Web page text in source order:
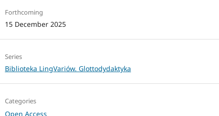
Forthcoming
15 December 2025
Series
Biblioteka LingVariów. Glottodydaktyka
Categories
Open Access